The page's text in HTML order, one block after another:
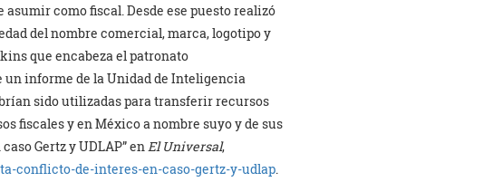
asumir como fiscal. Desde ese puesto realizó
del nombre comercial, marca, logotipo y
que encabeza el patronato
un informe de la Unidad de Inteligencia
sido utilizadas para transferir recursos
fiscales y en México a nombre suyo y de sus
Gertz y UDLAP” enEl Universal,
conflicto-de-interes-en-caso-gertz-y-udlap.